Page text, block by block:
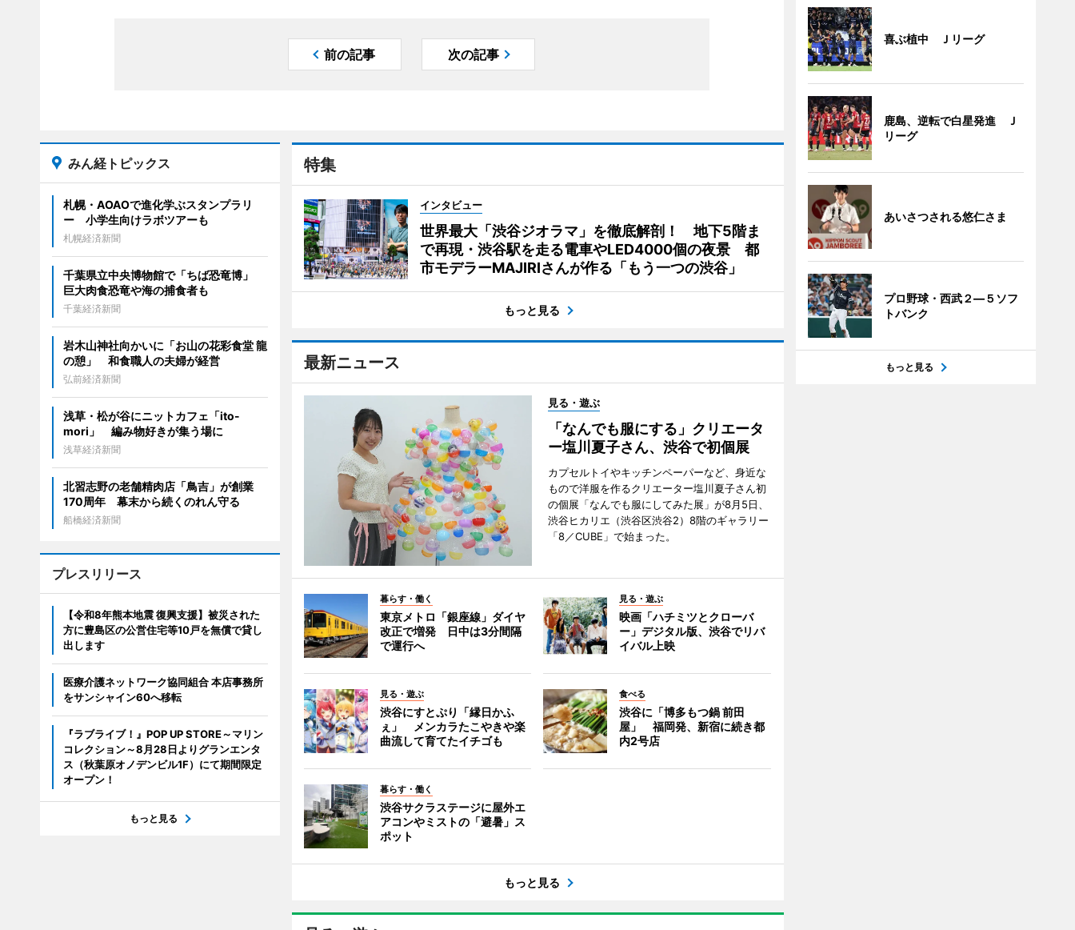
前の記事 次の記事
特集
インタビュー
世界最大「渋谷ジオラマ」を徹底解剖！ 地下5階ま
で再現・渋谷駅を走る電車やLED4000個の夜景 都
市モデラーMAJIRIさんが作る「もう一つの渋谷」
もっと見る
最新ニュース
見る・遊ぶ
「なんでも服にする」クリエータ
ー塩川夏子さん、渋谷で初個展
カプセルトイやキッチンペーパーなど、身近な
もので洋服を作るクリエーター塩川夏子さん初
の個展「なんでも服にしてみた展」が8月5日、
渋谷ヒカリエ（渋谷区渋谷2）8階のギャラリー
「8／CUBE」で始まった。
暮らす・働く
東京メトロ「銀座線」ダイヤ
改正で増発 日中は3分間隔
で運行へ
見る・遊ぶ
映画「ハチミツとクローバ
ー」デジタル版、渋谷でリバ
イバル上映
見る・遊ぶ
渋谷にすとぷり「縁日かふ
ぇ」 メンカラたこやきや楽
曲流して育てたイチゴも
食べる
渋谷に「博多もつ鍋 前田
屋」 福岡発、新宿に続き都
内2号店
暮らす・働く
渋谷サクラステージに屋外エ
アコンやミストの「避暑」ス
ポット
もっと見る
みん経トピックス
札幌・AOAOで進化学ぶスタンプラリ
ー 小学生向けラボツアーも
札幌経済新聞
千葉県立中央博物館で「ちば恐竜博」
巨大肉食恐竜や海の捕食者も
千葉経済新聞
岩木山神社向かいに「お山の花彩食堂 龍
の憩」 和食職人の夫婦が経営
弘前経済新聞
浅草・松が谷にニットカフェ「ito-
mori」 編み物好きが集う場に
浅草経済新聞
北習志野の老舗精肉店「鳥吉」が創業
170周年 幕末から続くのれん守る
船橋経済新聞
プレスリリース
【令和8年熊本地震 復興支援】被災された
方に豊島区の公営住宅等10戸を無償で貸し
出します
医療介護ネットワーク協同組合 本店事務所
をサンシャイン60へ移転
『ラブライブ！』POP UP STORE～マリン
コレクション～8月28日よりグランエンタ
ス（秋葉原オノデンビル1F）にて期間限定
オープン！
もっと見る
喜ぶ植中 Ｊリーグ
鹿島、逆転で白星発進 Ｊ
リーグ
あいさつされる悠仁さま
プロ野球・西武２―５ソフ
トバンク
もっと見る